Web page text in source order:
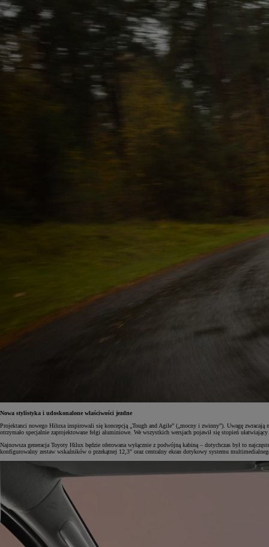
Nowa stylistyka i udoskonalone właściwości jezdne
Projektanci nowego Hiluxa inspirowali się koncepcją „Tough and Agile” („mocny i zwinny”). Uwagę
otrzymało specjalnie zaprojektowane felgi aluminiowe. We wszystkich wersjach pojawił się stopień
Najnowsza generacja Toyoty Hilux będzie oferowana wyłącznie z podwójną kabiną – dotychczas był to
konfigurowalny zestaw wskaźników o przekątnej 12,3" oraz centralny ekran dotykowy systemu